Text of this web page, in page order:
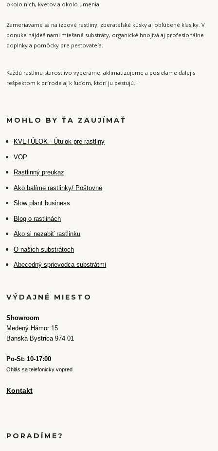
okolo nich, kvetov a okolo umenia.
Zameriavame sa na izbové rastliny, zberateľské kúsky aj obľúbené klasiky. V
ponuke nájdeš nami miešané substráty, organické hnojivá aj profesionálne
doplnky a pomôcky pre pestovateľa.
Každú rastlinu starostlivo vyberáme, aklimatizujeme a posielame ďalej s
rešpektom k prírode aj k ľuďom, ktorí ju pestujú."
MOHLO BY ŤA ZAUJÍMAŤ
KVETÚLOK - Útulok pre rastliny
VOP
Rastlinný preukaz
Ako balíme rastlinky/ Poštovné
Slow plant business
Blog o rastlinách
Ako si nezabiť rastlinku
O našich substrátoch
Abecedný sprievodca substrátmi
VÝDAJNÉ MIESTO
Showroom
Medený Hámor 15
Banská Bystrica 974 01
Po-St: 10-17:00
Ohlás sa telefonicky vopred
Kontakt
PORADÍME?